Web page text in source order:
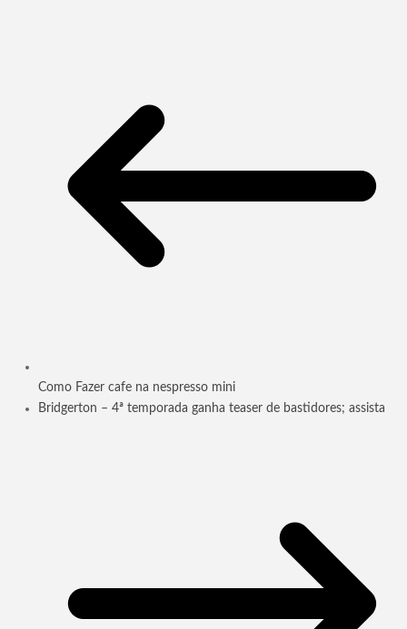
Como Fazer cafe na nespresso mini
Bridgerton – 4ª temporada ganha teaser de bastidores; assista